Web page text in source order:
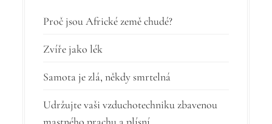
r
o
ř
í
Proč jsou Africké země chudé?
Zvíře jako lék
Samota je zlá, někdy smrtelná
Udržujte vaši vzduchotechniku zbavenou